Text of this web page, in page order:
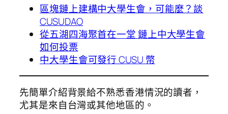
區塊鏈上建構中大學生會，可能麼？談
CUSUDAO
從五湖四海聚首在一堂 鏈上中大學生會
如何投票
中大學生會可發行 CUSU 幣
先簡單介紹背景給不熟悉香港情況的讀者，
尤其是來自台灣或其他地區的。